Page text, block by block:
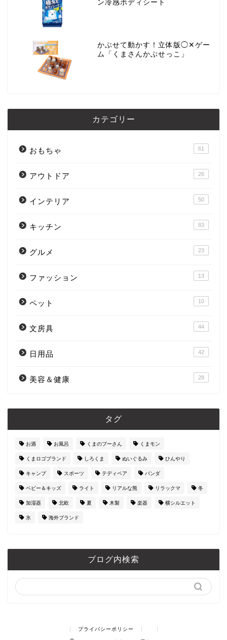
ン冷感ボディシート
かぶせて動かす！立体版◯✕ゲー
ム「くまさんかぶせっこ」
カテゴリー
おもちゃ 61
アウトドア 26
インテリア 50
キッチン 83
グルメ 23
ファッション 13
ペット 10
文房具 44
日用品 42
美容＆健康 28
タグ
お酒 お風呂 くまのプーさん くまモン
くまロゴブランド しろくま ぬいぐるみ ひんやり
キャンプ スポーツ テディベア パンダ
ベビー＆キッズ ライト リアルな熊 リラックマ 冬
加湿器 北欧 夏 木製 楽器 横シルエット
氷 海外ブランド
ブログ内検索
プライバシーポリシー